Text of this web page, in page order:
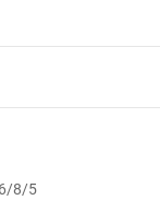
暨通訊交易解除權
本店鋪所銷售之
8/5